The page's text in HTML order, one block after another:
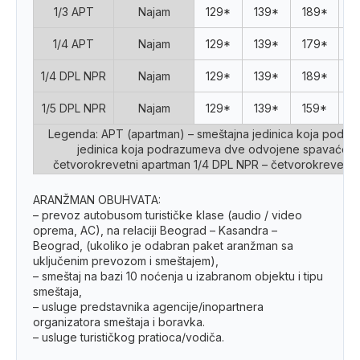
1/3 APT Najam 129* 139* 189*
1/4 APT Najam 129* 139* 179*
1/4 DPL NPR Najam 129* 139* 189*
1/5 DPL NPR Najam 129* 139* 159*
Legenda: APT (apartman) – smeštajna jedinica koja
jedinica koja podrazumeva dve odvojene spavaće
četvorokrevetni apartman 1/4 DPL NPR –
ARANŽMAN OBUHVATA:
– prevoz autobusom turističke klase (audio / video
oprema, AC), na relaciji Beograd – Kasandra –
Beograd, (ukoliko je odabran paket aranžman sa
uključenim prevozom i smeštajem),
– smeštaj na bazi 10 noćenja u izabranom objektu i tipu
smeštaja,
– usluge predstavnika agencije/inopartnera
organizatora smeštaja i boravka.
– usluge turističkog pratioca/vodiča.